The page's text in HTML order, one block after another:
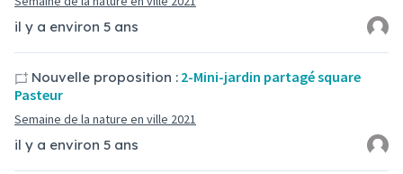
il y a environ 5 ans
il y a environ 5 ans
Nouvelle proposition : 2-Mini-jardin partagé square
Pasteur
Semaine de la nature en ville 2021